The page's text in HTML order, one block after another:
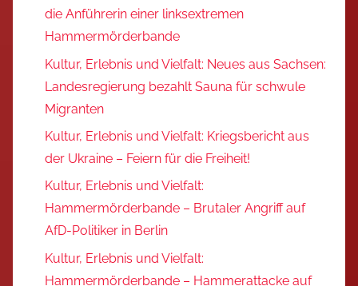
die Anführerin einer linksextremen
Hammermörderbande
Kultur, Erlebnis und Vielfalt: Neues aus Sachsen:
Landesregierung bezahlt Sauna für schwule
Migranten
Kultur, Erlebnis und Vielfalt: Kriegsbericht aus
der Ukraine – Feiern für die Freiheit!
Kultur, Erlebnis und Vielfalt:
Hammermörderbande – Brutaler Angriff auf
AfD-Politiker in Berlin
Kultur, Erlebnis und Vielfalt:
Hammermörderbande – Hammerattacke auf